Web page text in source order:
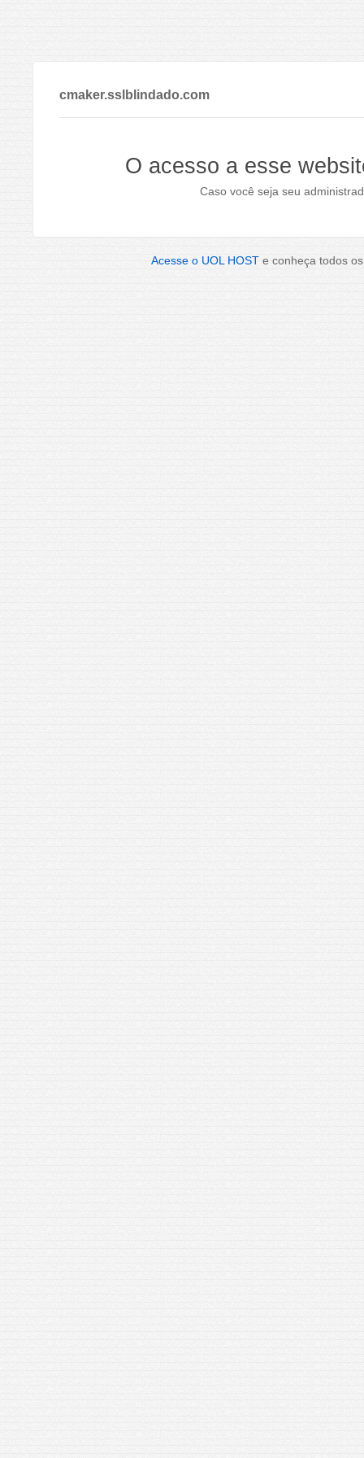
cmaker.sslblindado.com
O acesso a esse
Caso você seja seu
Acesse o UOL HOST e conheça todos